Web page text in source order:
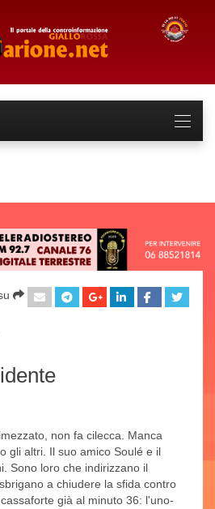
non fa cilecca. Manca
gli altri. Il suo amico Soulé e il
Sono loro che indirizzano il
a chiudere la sfida contro
già al minuto 36: l'uno-